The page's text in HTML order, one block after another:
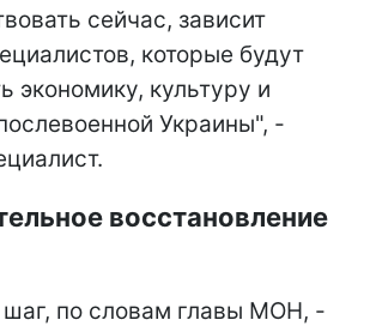
сейчас, зависит
которые будут
экономику, культуру и
Украины", -
восстановление
по словам главы МОН, -